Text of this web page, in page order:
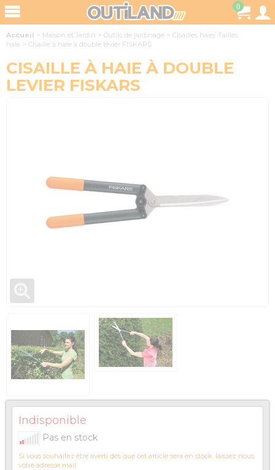
0
Accueil > Maison et Jardin > Outils de jardinage > Cisailles haie/ Tailles
haie > Cisaille à haie à double levier FISKARS
CISAILLE À HAIE À DOUBLE
LEVIER FISKARS
Indisponible
Pas en stock
Si vous souhaitez être averti dès que cet article sera en stock, laissez nous
votre adresse mail.